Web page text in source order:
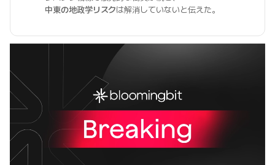
中東の地政学リスクは解消していないと伝えた。